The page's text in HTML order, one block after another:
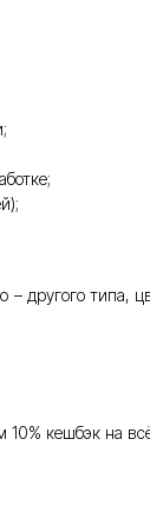
другого типа,
кешбэк на